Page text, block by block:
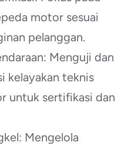
motor sesuai
pelanggan.
Menguji dan
kelayakan teknis
untuk sertifikasi dan
Mengelola